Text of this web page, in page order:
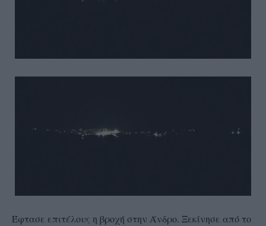
Έφτασε επιτέλους η βροχή στην Άνδρο. Ξεκίνησε από το